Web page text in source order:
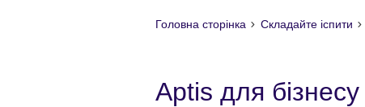
Головна сторінка Складайте іспити
Aptis для бізнесу